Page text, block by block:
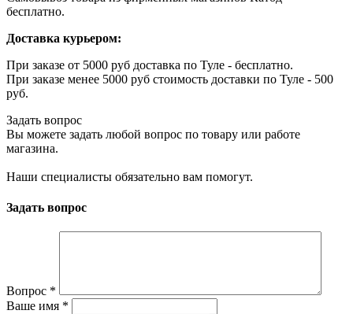
бесплатно.
Доставка курьером:
При заказе от 5000 руб доставка по Туле - бесплатно.
При заказе менее 5000 руб стоимость доставки по Туле - 500
руб.
Задать вопрос
Вы можете задать любой вопрос по товару или работе
магазина.
Наши специалисты обязательно вам помогут.
Задать вопрос
Вопрос *
Ваше имя *